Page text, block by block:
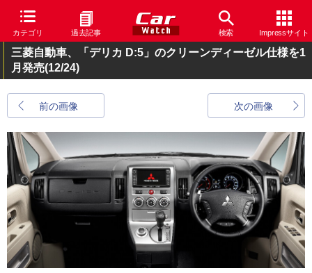
カテゴリ 過去記事 検索 Impressサイト
三菱自動車、「デリカ D:5」のクリーンディーゼル仕様を1
月発売(12/24)
前の画像 次の画像